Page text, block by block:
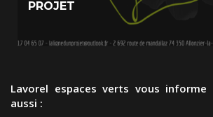
PROJET
Lavorel espaces verts vous
aussi :